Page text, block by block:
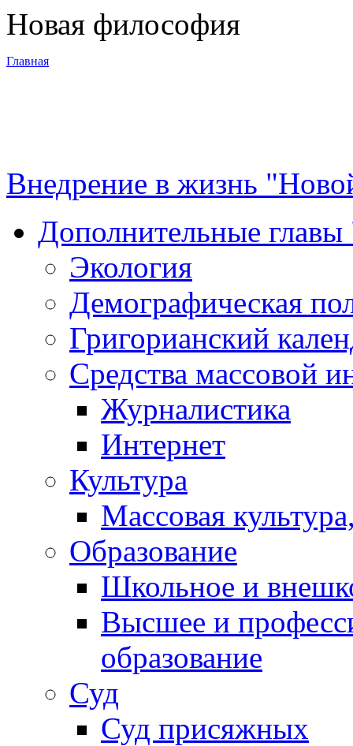
Новая философия
Главная
Программа
Суть новой
философии
Материалы
Контакты
Внедрение в жизнь
Дополнительные
Экология
Демографическая
Григорианский
Средства массовой
Журналистика
Интернет
Культура
Массовая
Образование
Школьное и
Высшее и
образование
Суд
Суд присяжных